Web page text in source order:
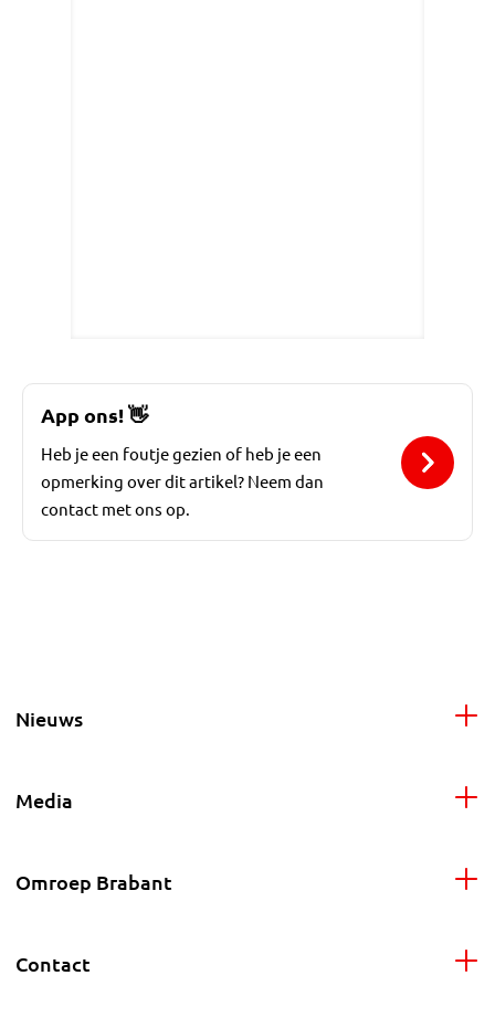
App ons!👋
Heb je een foutje gezien of heb je een
opmerking over dit artikel? Neem dan
contact met ons op.
Nieuws
Media
Omroep Brabant
Contact